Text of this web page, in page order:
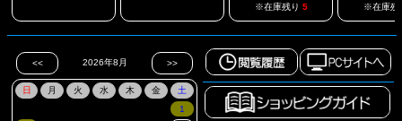
※在庫残り 5 ※在庫残